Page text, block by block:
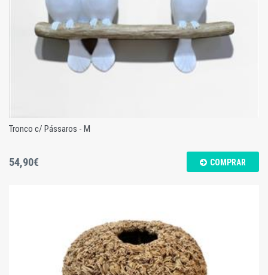
Tronco c/ Pássaros - M
Tronco c/ Pássaros - M
54,90€ COMPRAR